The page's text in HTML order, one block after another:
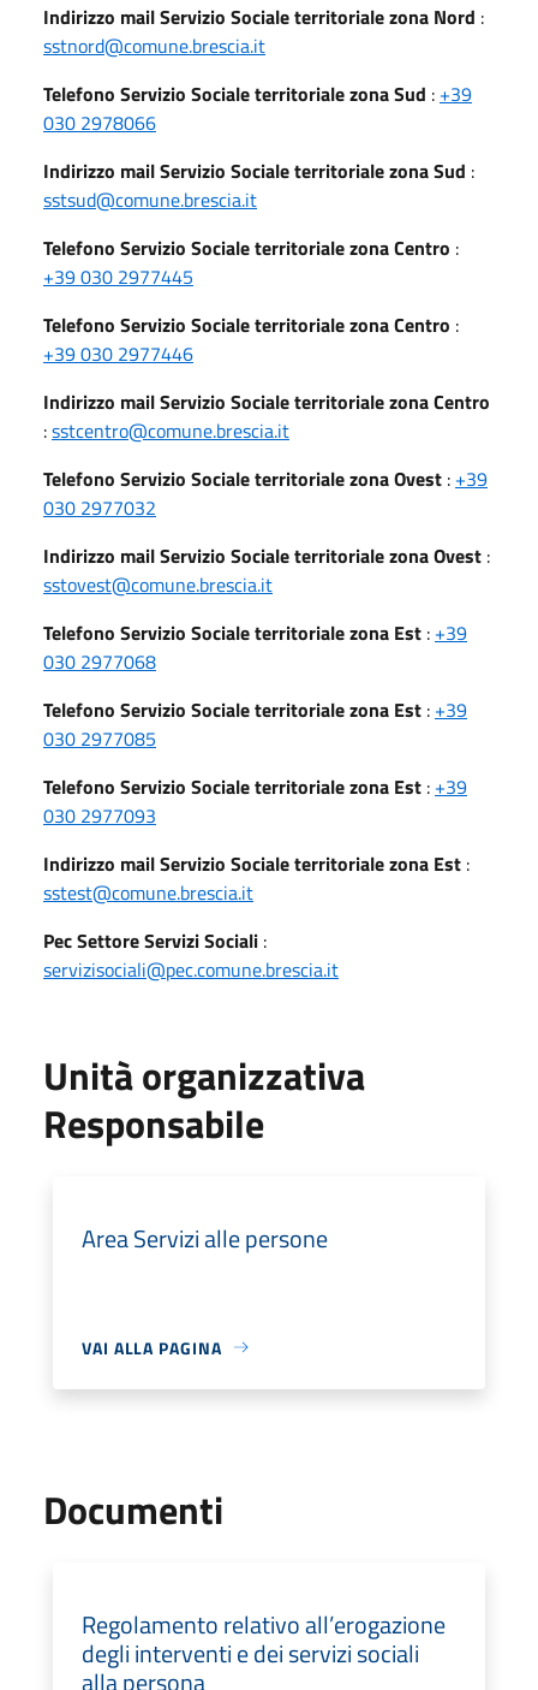
Indirizzo mail Servizio Sociale territoriale zona Nord :
sstnord@comune.brescia.it
Telefono Servizio Sociale territoriale zona Sud : +39
030 2978066
Indirizzo mail Servizio Sociale territoriale zona Sud :
sstsud@comune.brescia.it
Telefono Servizio Sociale territoriale zona Centro :
+39 030 2977445
Telefono Servizio Sociale territoriale zona Centro :
+39 030 2977446
Indirizzo mail Servizio Sociale territoriale zona Centro
:sstcentro@comune.brescia.it
Telefono Servizio Sociale territoriale zona Ovest : +39
030 2977032
Indirizzo mail Servizio Sociale territoriale zona Ovest :
sstovest@comune.brescia.it
Telefono Servizio Sociale territoriale zona Est : +39
030 2977068
Telefono Servizio Sociale territoriale zona Est : +39
030 2977085
Telefono Servizio Sociale territoriale zona Est : +39
030 2977093
Indirizzo mail Servizio Sociale territoriale zona Est :
sstest@comune.brescia.it
Pec Settore Servizi Sociali :
servizisociali@pec.comune.brescia.it
Unità organizzativa
Responsabile
Area Servizi alle persone
VAI ALLA PAGINA
Documenti
Regolamento relativo all’erogazione
degli interventi e dei servizi sociali
alla persona